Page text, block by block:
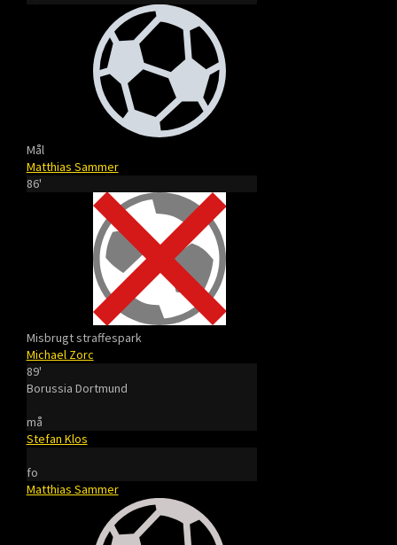
Mål
Matthias Sammer
86'
Misbrugt straffespark
Michael Zorc
89'
Borussia Dortmund
må
Stefan Klos
fo
Matthias Sammer